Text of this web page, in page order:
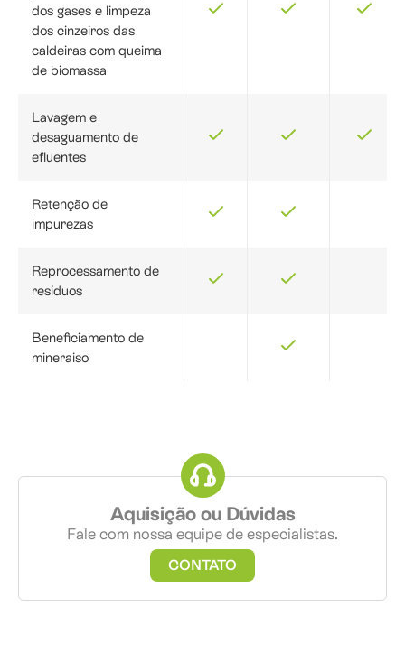
dos gases e limpeza
dos cinzeiros das
caldeiras com queima
de biomassa
Lavagem e
desaguamento de
efluentes
Retenção de
impurezas
Reprocessamento de
resíduos
Beneficiamento de
mineraiso
Aquisição ou Dúvidas
Fale com nossa equipe de especialistas.
CONTATO